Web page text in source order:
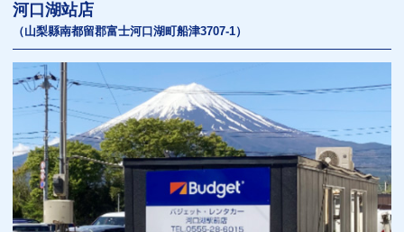
河口湖站店
（山梨縣南都留郡富士河口湖町船津3707-1）